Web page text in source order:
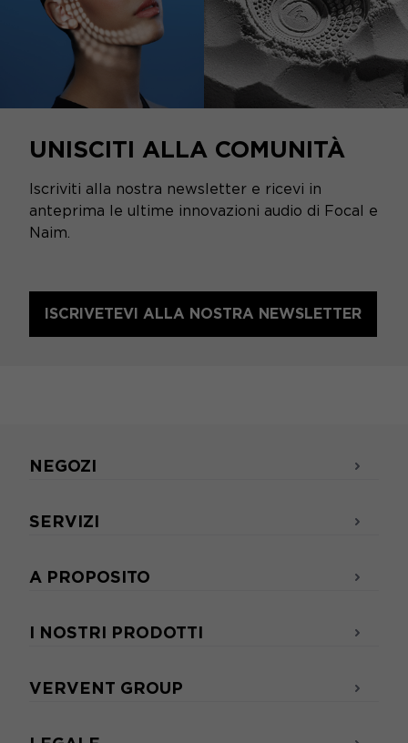
UNISCITI ALLA COMUNITÀ
Iscriviti alla nostra newsletter e ricevi in
anteprima le ultime innovazioni audio di Focal e
Naim.
ISCRIVETEVI ALLA NOSTRA NEWSLETTER
NEGOZI
SERVIZI
A PROPOSITO
I NOSTRI PRODOTTI
VERVENT GROUP